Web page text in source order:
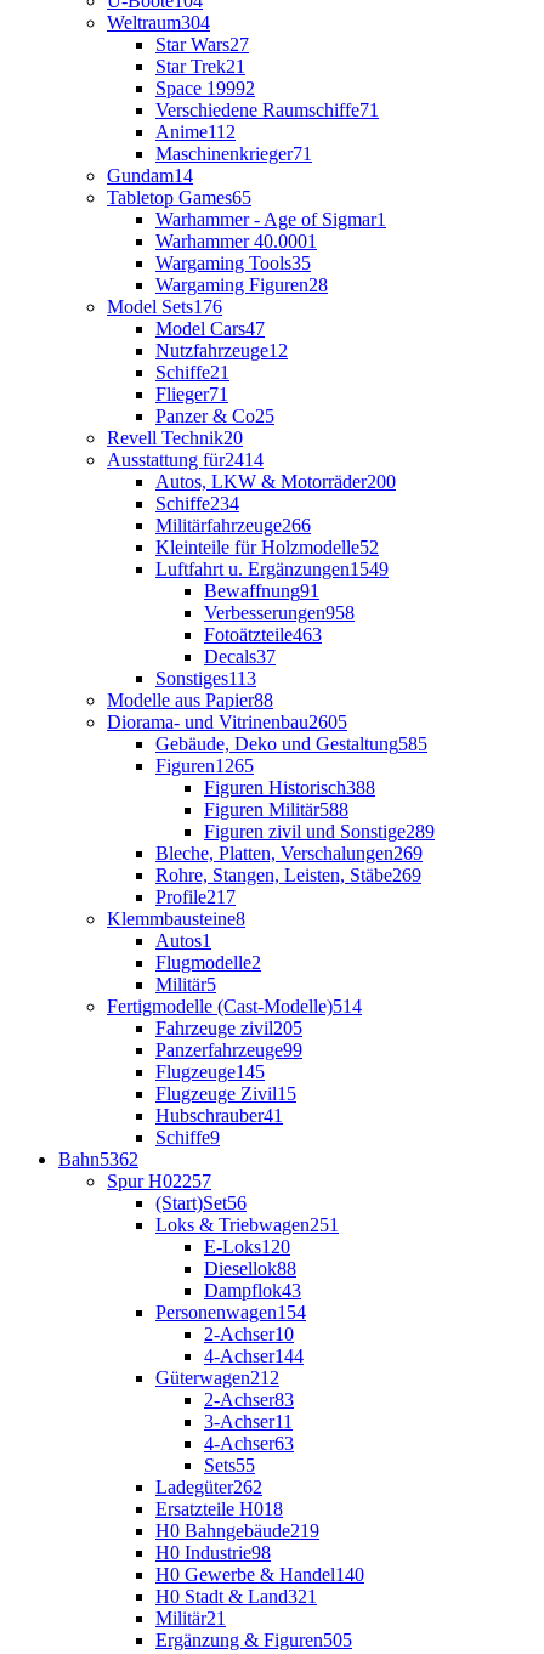
Weltraum304
Star Wars27
Star Trek21
Space 19992
Verschiedene Raumschiffe71
Anime112
Maschinenkrieger71
Gundam14
Tabletop Games65
Warhammer - Age of Sigmar1
Warhammer 40.0001
Wargaming Tools35
Wargaming Figuren28
Model Sets176
Model Cars47
Nutzfahrzeuge12
Schiffe21
Flieger71
Panzer & Co25
Revell Technik20
Ausstattung für2414
Autos, LKW & Motorräder200
Schiffe234
Militärfahrzeuge266
Kleinteile für Holzmodelle52
Luftfahrt u. Ergänzungen1549
Bewaffnung91
Verbesserungen958
Fotoätzteile463
Decals37
Sonstiges113
Modelle aus Papier88
Diorama- und Vitrinenbau2605
Gebäude, Deko und Gestaltung585
Figuren1265
Figuren Historisch388
Figuren Militär588
Figuren zivil und Sonstige289
Bleche, Platten, Verschalungen269
Rohre, Stangen, Leisten, Stäbe269
Profile217
Klemmbausteine8
Autos1
Flugmodelle2
Militär5
Fertigmodelle (Cast-Modelle)514
Fahrzeuge zivil205
Panzerfahrzeuge99
Flugzeuge145
Flugzeuge Zivil15
Hubschrauber41
Schiffe9
Bahn5362
Spur H02257
(Start)Set56
Loks & Triebwagen251
E-Loks120
Diesellok88
Dampflok43
Personenwagen154
2-Achser10
4-Achser144
Güterwagen212
2-Achser83
3-Achser11
4-Achser63
Sets55
Ladegüter262
Ersatzteile H018
H0 Bahngebäude219
H0 Industrie98
H0 Gewerbe & Handel140
H0 Stadt & Land321
Militär21
Ergänzung & Figuren505